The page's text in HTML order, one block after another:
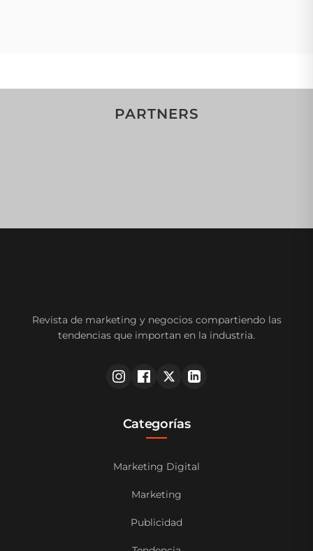
PARTNERS
Revista de marketing y negocios compartiendo las
tendencias que importan en la industria.
Categorías
Marketing Digital
Marketing
Publicidad